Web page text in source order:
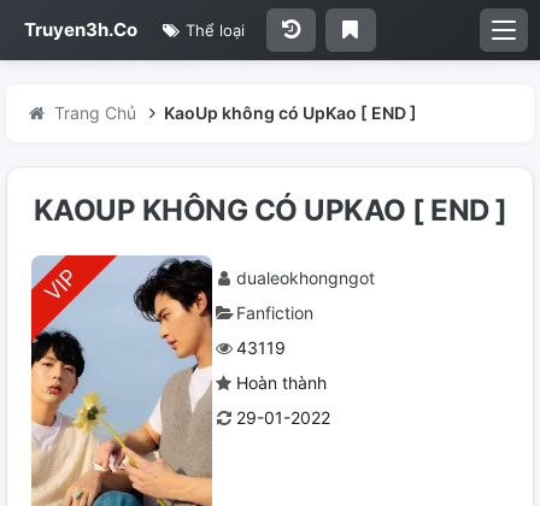
Truyen3h.Co Thể loại
Trang Chủ KaoUp không có UpKao [ END ]
KAOUP KHÔNG CÓ UPKAO [ END ]
dualeokhongngot
Fanfiction
43119
Hoàn thành
29-01-2022